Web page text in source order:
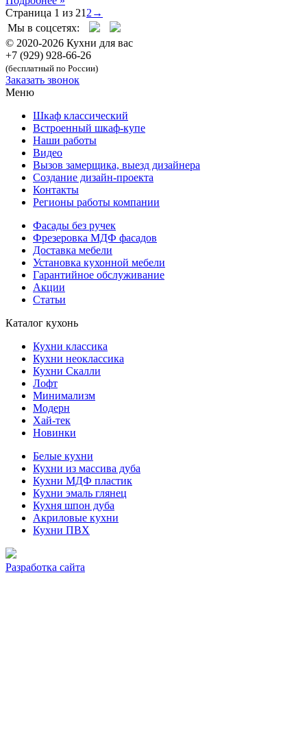
Страница 1 из 21 2 →
Мы в соцсетях:
© 2020-2026 Кухни для вас
+7 (929) 928-66-26
(бесплатный по России)
Заказать звонок
Меню
Шкаф классический
Встроенный шкаф-купе
Наши работы
Видео
Вызов замерщика, выезд дизайнера
Создание дизайн-проекта
Контакты
Регионы работы компании
Фасады без ручек
Фрезеровка МДФ фасадов
Доставка мебели
Установка кухонной мебели
Гарантийное обслуживание
Акции
Статьи
Каталог кухонь
Кухни классика
Кухни неоклассика
Кухни Скалли
Лофт
Минимализм
Модерн
Хай-тек
Новинки
Белые кухни
Кухни из массива дуба
Кухни МДФ пластик
Кухни эмаль глянец
Кухня шпон дуба
Акриловые кухни
Кухни ПВХ
Разработка сайта